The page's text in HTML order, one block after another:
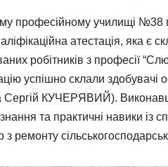
професійному училищі №38
атестація, яка є
робітників з професії
успішно склали
КУЧЕРЯВИЙ).
знання та практичні навики
з ремонту